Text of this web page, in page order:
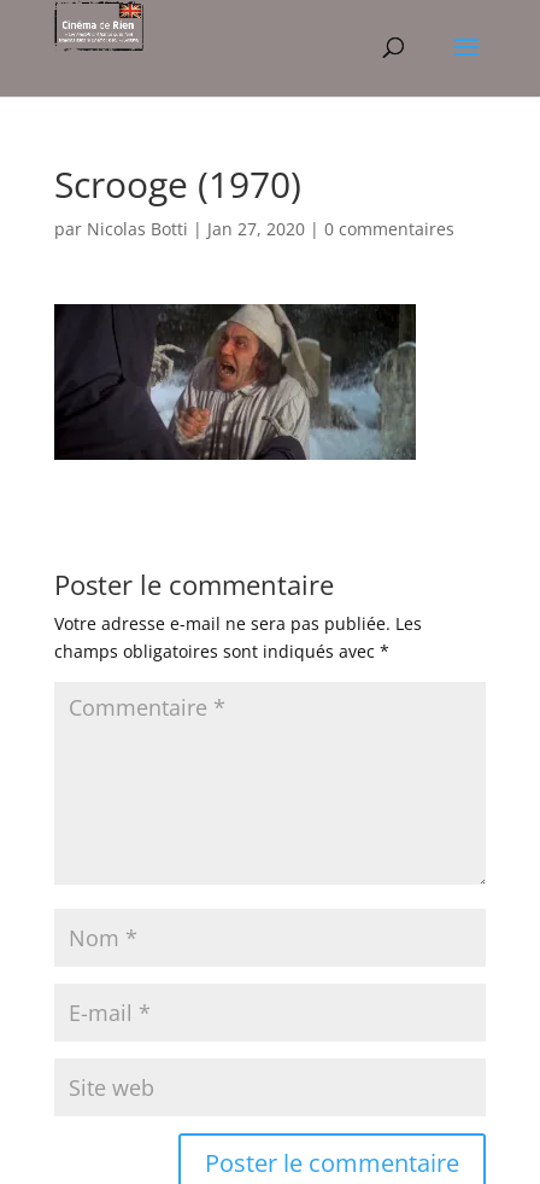
Scrooge (1970)
par Nicolas Botti | Jan 27, 2020| 0 commentaires
Poster le commentaire
Votre adresse e-mail ne sera pas publiée. Les
champs obligatoires sont indiqués avec *